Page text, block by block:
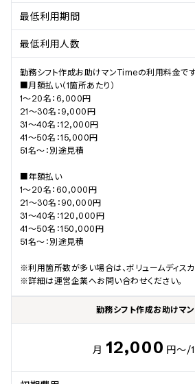
最低利用期間
最低利用人数
勤務シフト作成お助けマンTimeの利用料金です
■月額払い（1箇所あたり）
1～20名：6,000円
21～30名：9,000円
31～40名：12,000円
41～50名：15,000円
51名～：別途見積
■年額払い
1～20名：60,000円
21～30名：90,000円
31～40名：120,000円
41～50名：150,000円
51名～：別途見積
※利用箇所数が多い場合は、ボリュームディスカ
※詳細は運営企業へお問い合わせください。
勤務シフト作成お助けマ
月 12,000 円～/